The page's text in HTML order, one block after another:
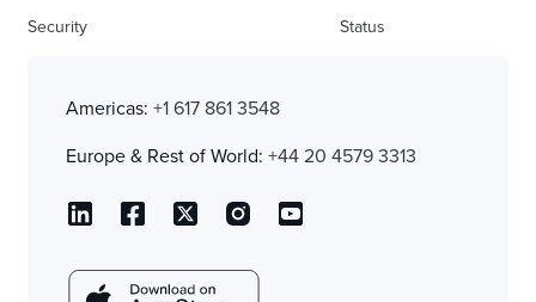
Security Status
Americas: +1 617 861 3548
Europe & Rest of World: +44 20 4579 3313